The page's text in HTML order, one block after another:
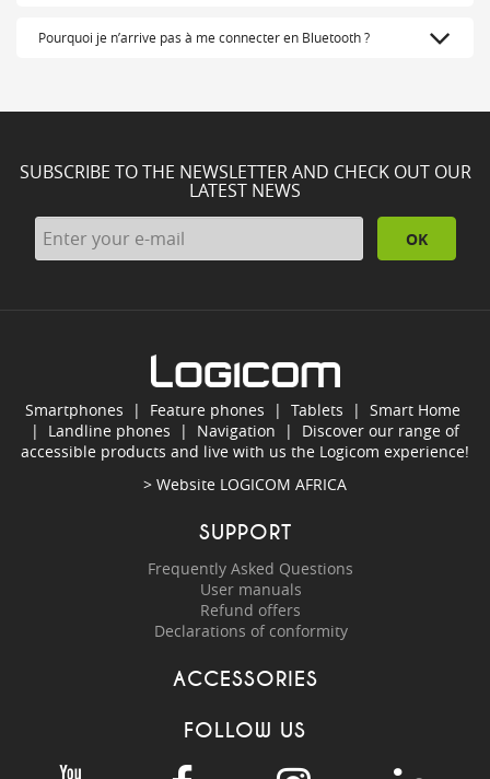
Pourquoi je n’arrive pas à me connecter en Bluetooth ?
SUBSCRIBE TO THE NEWSLETTER AND CHECK OUT OUR
LATEST NEWS
OK
Smartphones | Feature phones | Tablets | Smart Home
| Landline phones | Navigation | Discover our range of
accessible products and live with us the Logicom experience!
> Website LOGICOM AFRICA
SUPPORT
Frequently Asked Questions
User manuals
Refund offers
Declarations of conformity
ACCESSORIES
FOLLOW US